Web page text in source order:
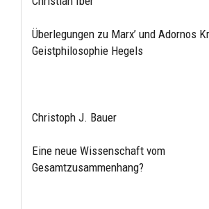
Überlegungen zu Marx’ und Adornos
Geistphilosophie Hegels
Christoph J. Bauer
Eine neue Wissenschaft vom
Gesamtzusammenhang?